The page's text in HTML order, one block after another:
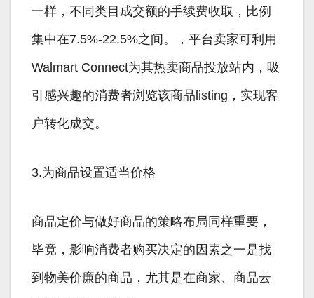
一样，不同类目成交额的手续费收取，比例
集中在7.5%-22.5%之间。，平台卖家可利用
Walmart Connect为其热卖商品投放站内，吸
引感兴趣的消费者浏览该商品listing，实现客
户转化成交。
3.为商品设置适当价格
商品定价与做好商品的策略布局同样重要，
毕竟，影响消费者购买决定的因素之一是找
到物美价廉的商品，尤其是在商家、商品云